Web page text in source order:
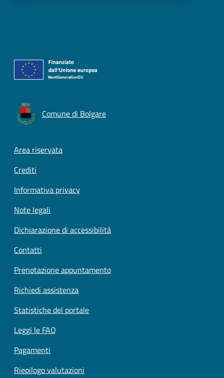
Comune di Bolgare
Footer menu
Area riservata
Crediti
Informativa privacy
Note legali
Dichiarazione di accessibilità
Contatti
Prenotazione appuntamento
Richiedi assistenza
Statistiche del portale
Leggi le FAQ
Pagamenti
Riepilogo valutazioni